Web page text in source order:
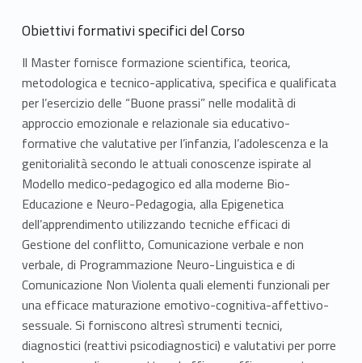
Obiettivi formativi specifici del Corso
Il Master fornisce formazione scientifica, teorica,
metodologica e tecnico-applicativa, specifica e qualificata
per l’esercizio delle “Buone prassi” nelle modalità di
approccio emozionale e relazionale sia educativo-
formative che valutative per l’infanzia, l’adolescenza e la
genitorialità secondo le attuali conoscenze ispirate al
Modello medico-pedagogico ed alla moderne Bio-
Educazione e Neuro-Pedagogia, alla Epigenetica
dell’apprendimento utilizzando tecniche efficaci di
Gestione del conflitto, Comunicazione verbale e non
verbale, di Programmazione Neuro-Linguistica e di
Comunicazione Non Violenta quali elementi funzionali per
una efficace maturazione emotivo-cognitiva-affettivo-
sessuale. Si forniscono altresì strumenti tecnici,
diagnostici (reattivi psicodiagnostici) e valutativi per porre